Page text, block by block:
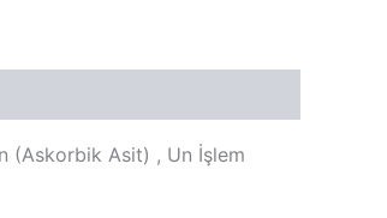
(Askorbik Asit) , Un İşlem